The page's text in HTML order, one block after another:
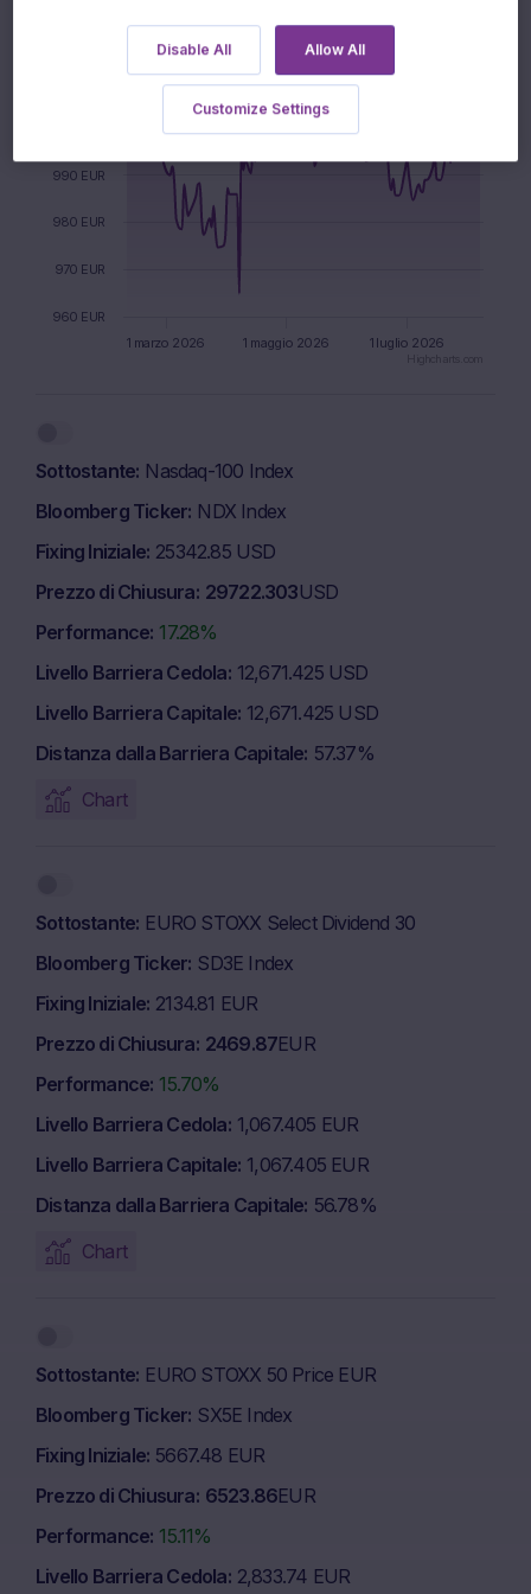
960 EUR
970 EUR
980 EUR
990 EUR
1 marzo 2026 1 maggio 2026 1 luglio 2026
Sottostante Nasdaq-100 Index
Bloomberg Ticker NDX Index
Fixing Iniziale 25342.85 USD
Prezzo di Chiusura 29722.303USD
Performance 17.28%
Livello Barriera Cedola 12,671.425 USD
Livello Barriera Capitale 12,671.425 USD
Distanza dalla Barriera Capitale 57.37%
Chart
Sottostante EURO STOXX Select Dividend 30
Bloomberg Ticker SD3E Index
Fixing Iniziale 2134.81 EUR
Prezzo di Chiusura 2469.87EUR
Performance 15.70%
Livello Barriera Cedola 1,067.405 EUR
Livello Barriera Capitale 1,067.405 EUR
Distanza dalla Barriera Capitale 56.78%
Chart
Sottostante EURO STOXX 50 Price EUR
Bloomberg Ticker SX5E Index
Fixing Iniziale 5667.48 EUR
Prezzo di Chiusura 6523.86EUR
Performance 15.11%
Livello Barriera Cedola 2,833.74 EUR
Disable All Allow All
Customize Settings